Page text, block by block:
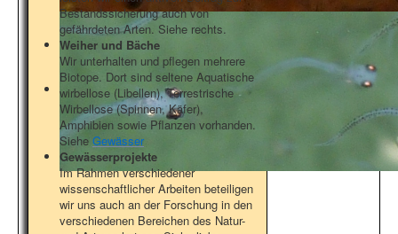
Bestandssicherung auch von
gefährdeten Arten. Siehe rechts.
Weiher und Bäche
Wir unterhalten und pflegen mehrere
Biotope. Dort sind seltene Aquatische
wirbellose (Libellen), Terrestrische
Wirbellose (Spinnen, Käfer),
Amphibien sowie Pflanzen vorhanden.
Siehe Gewässer
Gewässerprojekte
Im Rahmen verschiedener
wissenschaftlicher Arbeiten beteiligen
wir uns auch an der Forschung in den
verschiedenen Bereichen des Natur-